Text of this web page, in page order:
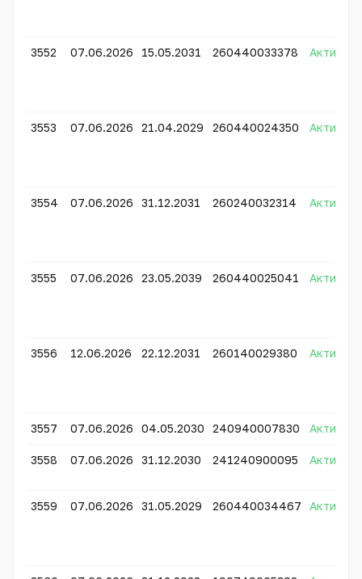
3552 07.06.2026 15.05.2031 260440033378 Активно
3553 07.06.2026 21.04.2029 260440024350 Активно
3554 07.06.2026 31.12.2031 260240032314 Активно
3555 07.06.2026 23.05.2039 260440025041 Активно
3556 12.06.2026 22.12.2031 260140029380 Активно
3557 07.06.2026 04.05.2030 240940007830 Активно
3558 07.06.2026 31.12.2030 241240900095 Активно
3559 07.06.2026 31.05.2029 260440034467 Активно